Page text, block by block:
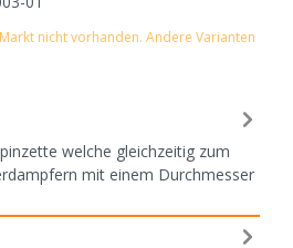
nicht vorhanden. Andere Varianten
welche gleichzeitig zum
mit einem Durchmesser